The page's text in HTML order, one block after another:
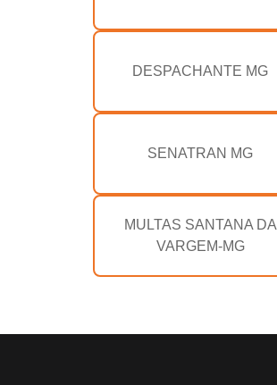
DESPACHANTE MG
SENATRAN MG
MULTAS SANTANA DA
VARGEM-MG